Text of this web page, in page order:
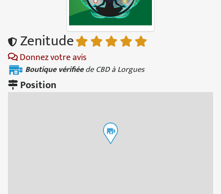
Zenitude
Donnez votre avis
Boutique vérifiéede CBD à Lorgues
Position